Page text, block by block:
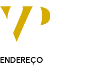
ENDEREÇO